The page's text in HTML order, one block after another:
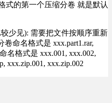
式的第一个压缩分卷 就是默认
少见): 需要把文件按顺序重新
命名格式是 xxx.part1.rar,
名格式是 xxx.001, xxx.002,
xxx.zip.001, xxx.zip.002